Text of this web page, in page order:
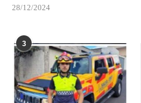
28/12/2024
3